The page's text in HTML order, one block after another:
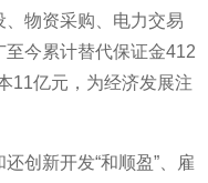
物资采购、电力交易
今累计替代保证金412
11亿元，为经济发展注
创新开发“和顺盈”、雇